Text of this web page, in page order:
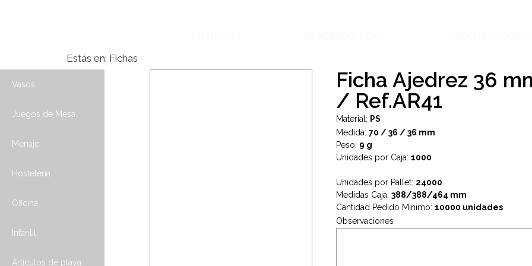
Estás en: Fichas
Vasos
Juegos de Mesa
Menaje
Hosteleria
Oficina
Infantil
Articulos de playa
Ficha Ajedrez 36
/ Ref.AR41
Material: PS
Medida: 70 / 36 / 36 mm
Peso: 9 g
Unidades por Caja: 1000
Unidades por Pallet: 24000
Medidas Caja: 388/388/464 mm
Cantidad Pedido Minimo: 10000 unidades
Observaciones